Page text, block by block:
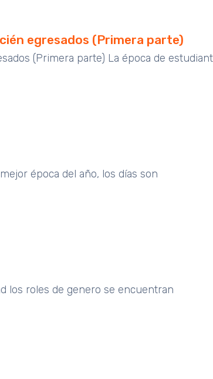
egresados (Primera parte)
(Primera parte) La época de
época del año, los días son
los roles de genero se encuentran